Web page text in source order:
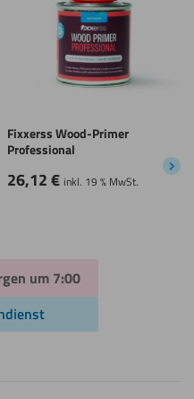
Fixxerss Wood-Primer
Professional
26,12€ inkl. 19 % MwSt.
um 7:00